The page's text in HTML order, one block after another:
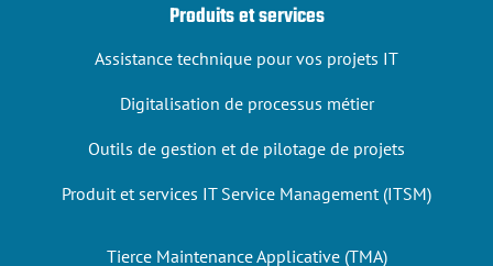
Produits et services
Assistance technique pour vos projets IT
Digitalisation de processus métier
Outils de gestion et de pilotage de projets
Produit et services IT Service Management (ITSM)
Tierce Maintenance Applicative (TMA)